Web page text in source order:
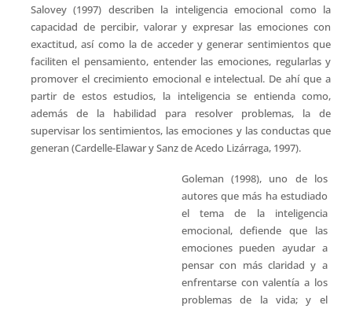
Salovey (1997) describen la inteligencia emocional como la
capacidad de percibir, valorar y expresar las emociones con
exactitud, así como la de acceder y generar sentimientos que
faciliten el pensamiento, entender las emociones, regularlas y
promover el crecimiento emocional e intelectual. De ahí que a
partir de estos estudios, la inteligencia se entienda como,
además de la habilidad para resolver problemas, la de
supervisar los sentimientos, las emociones y las conductas que
generan (Cardelle-Elawar y Sanz de Acedo Lizárraga, 1997).
Goleman (1998), uno de los
autores que más ha estudiado
el tema de la inteligencia
emocional, defiende que las
emociones pueden ayudar a
pensar con más claridad y a
enfrentarse con valentía a los
problemas de la vida; y el